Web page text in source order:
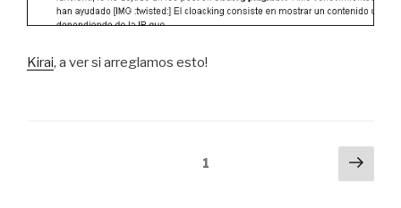
Kirai, a ver si arreglamos esto!
1